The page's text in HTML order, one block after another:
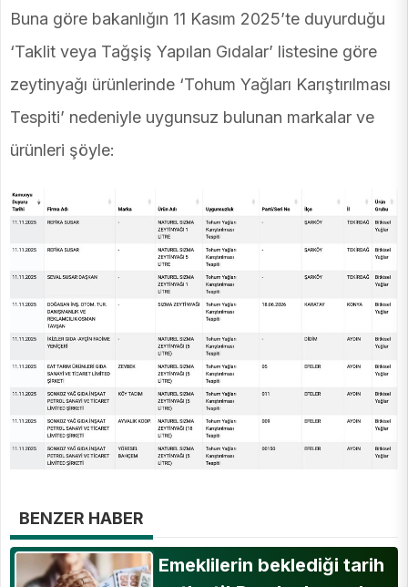
Buna göre bakanlığın 11 Kasım 2025’te duyurduğu
‘Taklit veya Tağşiş Yapılan Gıdalar’ listesine göre
zeytinyağı ürünlerinde ‘Tohum Yağları Karıştırılması
Tespiti’ nedeniyle uygunsuz bulunan markalar ve
ürünleri şöyle:
BENZER HABER
Emeklilerin beklediği tarih